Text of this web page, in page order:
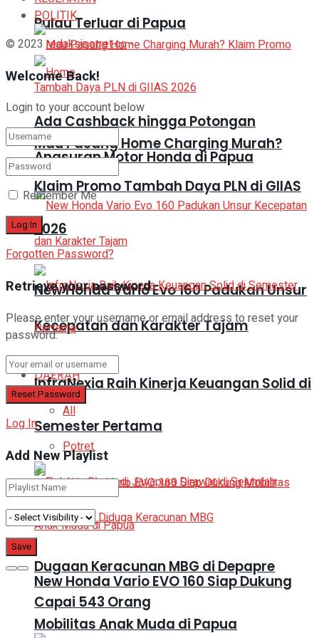
Pulau Terluar di Papua
Ada Cashback hingga Potongan
Angsuran Motor Honda di Papua
New Honda Vario Evo 160 Padukan Unsur
Kecepatan dan Karakter Tajam
DAERAH
All
Potret
Dugaan Keracunan MBG di Depapre
Capai 543 Orang
Mau Pasang Home Charging Murah?
Klaim Promo Tambah Daya PLN di GIIAS
2026
InfraNexia Raih Kinerja Keuangan Solid di
Semester Pertama
New Honda Vario EVO 160 Siap Dukung
Mobilitas Anak Muda di Papua
POLITIK
© 2023 redaksipotret.co-
Welcome Back!
Login to your account below
Remember Me
Forgotten Password?
Retrieve your password
Please enter your username or email address to reset your
password.
Log In
Add New Playlist